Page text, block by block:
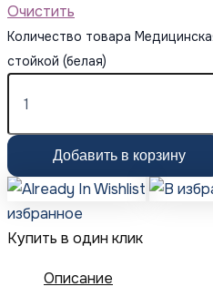
Очистить
Количество товара
стойкой (белая)
Добавить в корзину
избранное
Купить в один клик
Описание